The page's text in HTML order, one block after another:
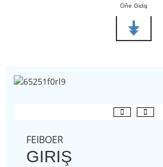
Öňe Gidiş
FEIBOER
GIRIŞ